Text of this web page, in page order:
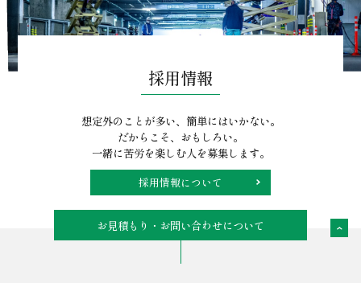
採用情報
想定外のことが多い、簡単にはいかない。
だからこそ、おもしろい。
一緒に苦労を楽しむ人を募集します。
採用情報について
お見積もり・お問い合わせについて